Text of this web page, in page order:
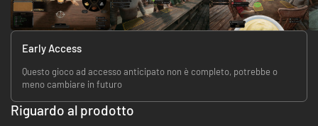
Early Access
Questo gioco ad accesso anticipato non è completo, potrebbe o
meno cambiare in futuro
Riguardo al prodotto